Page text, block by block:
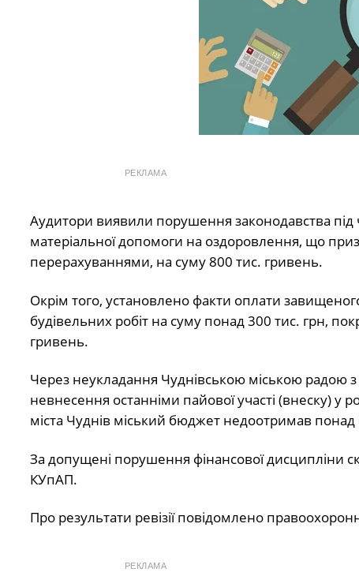
РЕКЛАМА
Аудитори виявили порушення законодавства під
матеріальної допомоги на оздоровлення, що
перерахуваннями, на суму 800 тис. гривень.
Окрім того, установлено факти оплати
будівельних робіт на суму понад 300 тис. грн,
гривень.
Через неукладання Чуднівською міською радою
невнесення останніми пайової участі (внеску) у
міста Чуднів міський бюджет недоотримав понад
За допущені порушення фінансової дисципліни
КУпАП.
Про результати ревізії повідомлено
РЕКЛАМА